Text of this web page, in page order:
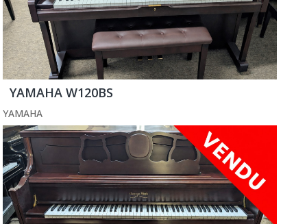
YAMAHA W120BS
YAMAHA